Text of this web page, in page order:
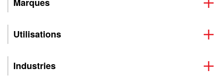
Marques
Utilisations
Industries